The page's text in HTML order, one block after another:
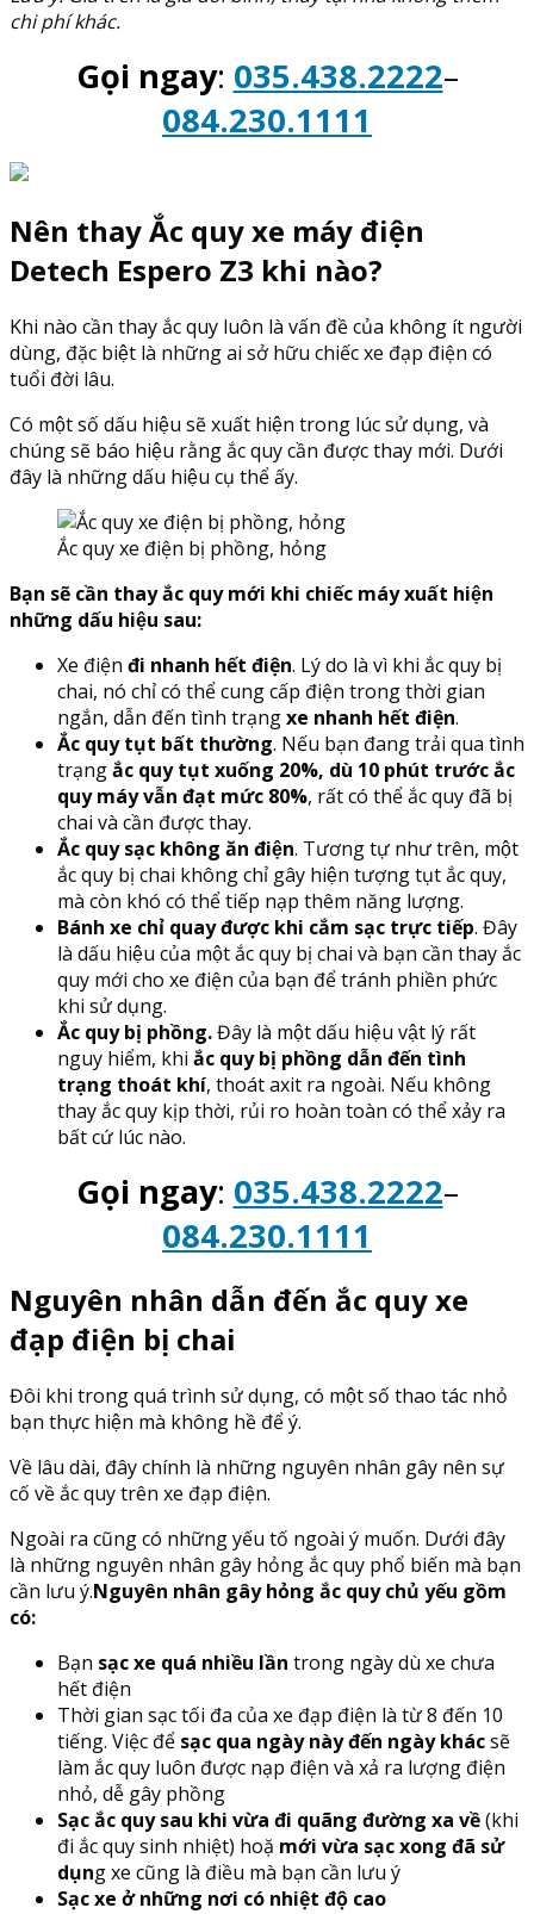
chi phí khác.
Gọi ngay: 035.438.2222–
084.230.1111
Nên thay Ắc quy xe máy điện
Detech Espero Z3 khi nào?
Khi nào cần thay ắc quy luôn là vấn đề của không ít người
dùng, đặc biệt là những ai sở hữu chiếc xe đạp điện có
tuổi đời lâu.
Có một số dấu hiệu sẽ xuất hiện trong lúc sử dụng, và
chúng sẽ báo hiệu rằng ắc quy cần được thay mới. Dưới
đây là những dấu hiệu cụ thể ấy.
Ắc quy xe điện bị phồng, hỏng
Bạn sẽ cần thay ắc quy mới khi chiếc máy xuất hiện
những dấu hiệu sau:
Xe điện đi nhanh hết điện. Lý do là vì khi ắc quy bị
chai, nó chỉ có thể cung cấp điện trong thời gian
ngắn, dẫn đến tình trạngxe nhanh hết điện.
Ắc quy tụt bất thường. Nếu bạn đang trải qua tình
trạngắc quy tụt xuống 20%, dù 10 phút trước ắc
quy máy vẫn đạt mức 80%, rất có thể ắc quy đã bị
chai và cần được thay.
Ắc quy sạc không ăn điện. Tương tự như trên, một
ắc quy bị chai không chỉ gây hiện tượng tụt ắc quy,
mà còn khó có thể tiếp nạp thêm năng lượng.
Bánh xe chỉ quay được khi cắm sạc trực tiếp. Đây
là dấu hiệu của một ắc quy bị chai và bạn cần thay ắc
quy mới cho xe điện của bạn để tránh phiền phức
khi sử dụng.
Ắc quy bị phồng.Đây là một dấu hiệu vật lý rất
nguy hiểm, khi ắc quy bị phồng dẫn đến tình
trạng thoát khí, thoát axit ra ngoài. Nếu không
thay ắc quy kịp thời, rủi ro hoàn toàn có thể xảy ra
bất cứ lúc nào.
Gọi ngay: 035.438.2222–
084.230.1111
Nguyên nhân dẫn đến ắc quy xe
đạp điện bị chai
Đôi khi trong quá trình sử dụng, có một số thao tác nhỏ
bạn thực hiện mà không hề để ý.
Về lâu dài, đây chính là những nguyên nhân gây nên sự
cố về ắc quy trên xe đạp điện.
Ngoài ra cũng có những yếu tố ngoài ý muốn. Dưới đây
là những nguyên nhân gây hỏng ắc quy phổ biến mà bạn
cần lưu ý.Nguyên nhân gây hỏng ắc quy chủ yếu gồm
có:
Bạn sạc xe quá nhiều lần trong ngày dù xe chưa
hết điện
Thời gian sạc tối đa của xe đạp điện là từ 8 đến 10
tiếng. Việc để sạc qua ngày này đến ngày khácsẽ
làm ắc quy luôn được nạp điện và xả ra lượng điện
nhỏ, dễ gây phồng
Sạc ắc quy sau khi vừa đi quãng đường xa về(khi
đi ắc quy sinh nhiệt) hoặ mới vừa sạc xong đã sử
dụng xe cũng là điều mà bạn cần lưu ý
Sạc xe ở những nơi có nhiệt độ cao